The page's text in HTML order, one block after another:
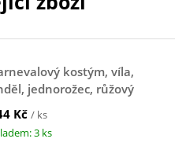
kostým, víla,
jednorožec, růžový
Kč / ks
3 ks